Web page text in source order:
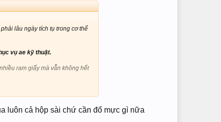
lâu ngày tích tụ trong cơ thể
vụ ae kỹ thuật.
ram giấy mà vẫn không hết
luôn cả hộp sài chứ cần đổ mực gì nữa